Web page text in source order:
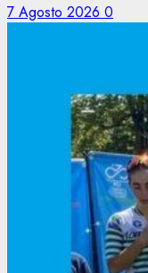
7 Agosto 2026 0